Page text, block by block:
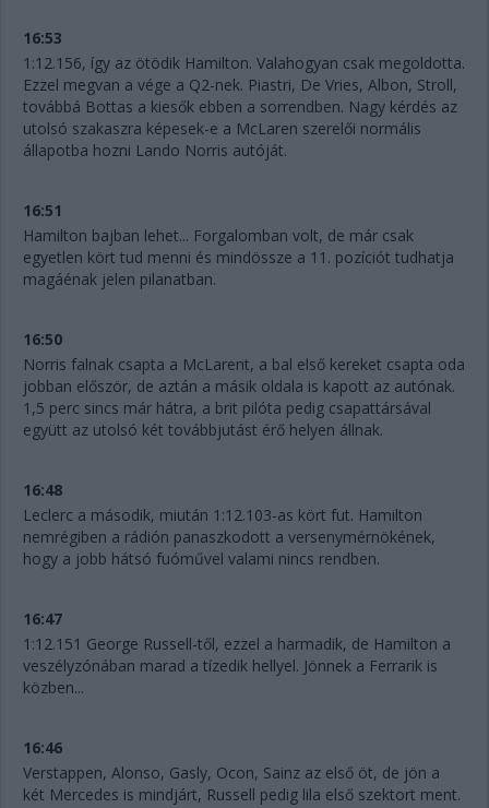
16:53
1:12.156, így az ötödik Hamilton. Valahogyan csak megoldotta.
Ezzel megvan a vége a Q2-nek. Piastri, De Vries, Albon, Stroll,
továbbá Bottas a kiesők ebben a sorrendben. Nagy kérdés az
utolsó szakaszra képesek-e a McLaren szerelői normális
állapotba hozni Lando Norris autóját.
16:51
Hamilton bajban lehet... Forgalomban volt, de már csak
egyetlen kört tud menni és mindössze a 11. pozíciót tudhatja
magáénak jelen pilanatban.
16:50
Norris falnak csapta a McLarent, a bal első kereket csapta oda
jobban először, de aztán a másik oldala is kapott az autónak.
1,5 perc sincs már hátra, a brit pilóta pedig csapattársával
együtt az utolsó két továbbjutást érő helyen állnak.
16:48
Leclerc a második, miután 1:12.103-as kört fut. Hamilton
nemrégiben a rádión panaszkodott a versenymérnökének,
hogy a jobb hátsó fuóművel valami nincs rendben.
16:47
1:12.151 George Russell-től, ezzel a harmadik, de Hamilton a
veszélyzónában marad a tízedik hellyel. Jönnek a Ferrarik is
közben...
16:46
Verstappen, Alonso, Gasly, Ocon, Sainz az első öt, de jön a
két Mercedes is mindjárt, Russell pedig lila első szektort ment.